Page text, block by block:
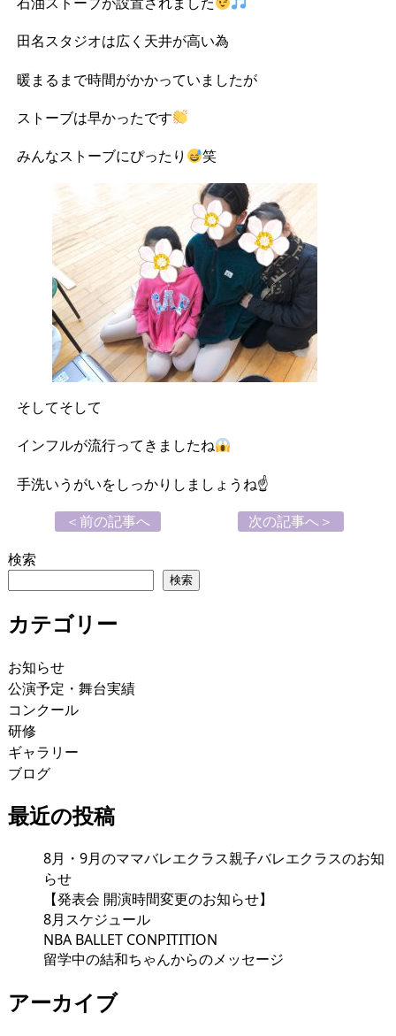
田名スタジオは広く天井が高い為
暖まるまで時間がかかっていましたが
ストーブは早かったです
みんなストーブにぴったり
笑
そしてそして
インフルが流行ってきましたね
手洗いうがいをしっかりしましょうね☝️
＜前の記事へ
次の記事へ＞
検索
検索
カテゴリー
お知らせ
公演予定・舞台実績
コンクール
研修
ギャラリー
ブログ
最近の投稿
8月・9月のママバレエクラス親子バレエクラスのお知
らせ
【発表会 開演時間変更のお知らせ】
8月スケジュール
NBA BALLET CONPITITION
留学中の結和ちゃんからのメッセージ
アーカイブ